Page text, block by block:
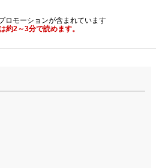
ロモーションが含まれています
約2～3分で読めます。